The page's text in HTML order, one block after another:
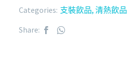
Categories: 支裝飲品, 清熱飲品
Share: